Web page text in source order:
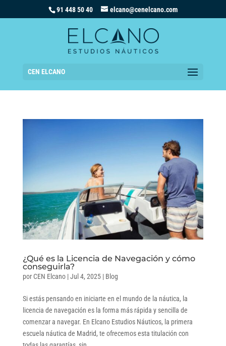
91 448 50 40 elcano@cenelcano.com
CEN ELCANO
¿Qué es la Licencia de Navegación y cómo
conseguirla?
por CEN Elcano|Jul 4, 2025| Blog
Si estás pensando en iniciarte en el mundo de la náutica, la
licencia de navegación es la forma más rápida y sencilla de
comenzar a navegar. En Elcano Estudios Náuticos, la primera
escuela náutica de Madrid, te ofrecemos esta titulación con